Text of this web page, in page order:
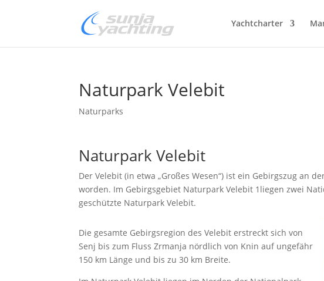
Yachtcharter
Naturpark Velebit
Naturparks
Naturpark Velebit
Der Velebit (in etwa „Großes Wesen“) ist ein Gebirgszug an
worden. Im Gebirgsgebiet Naturpark Velebit 1liegen zwei
geschützte Naturpark Velebit.
Die gesamte Gebirgsregion des Velebit erstreckt sich von
Senj bis zum Fluss Zrmanja nördlich von Knin auf ungefähr
150 km Länge und bis zu 30 km Breite.